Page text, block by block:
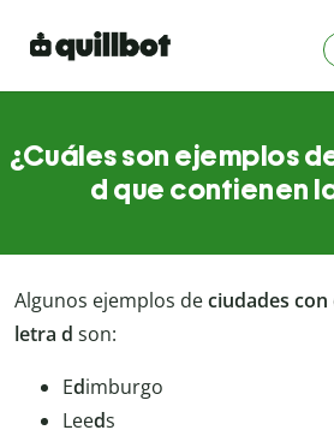
¿Cuáles son ejemplos
d que contienen
Algunos ejemplos deciudades con
letra d son:
Edimburgo
Leeds